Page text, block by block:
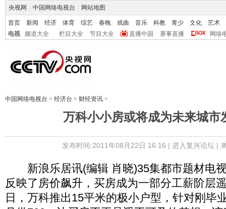
央视网 中国网络电视台 网站地图
首页 新闻 经济 体育 综艺 春晚 戏曲 音乐 科教 青少 文化
艺术
电视
频道大全 栏目大全 节目大全 直播中国 赛事直播 网络
中国网络电视台 > 经济台 > 财经资讯 >
万科小小房或将成为未来城市
发布时间:2011年08月22日 16:16 | 进入复兴论坛|
新浪乐居讯(编辑 肖晓)35集都市题材电
反映了房价飙升，买房成为一部分工薪阶层
日，万科推出15平米的极小户型，针对刚毕